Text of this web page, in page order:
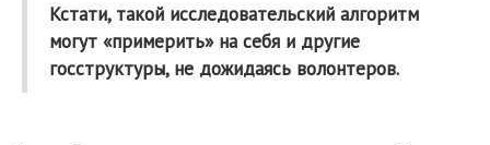
Кстати, такой исследовательский алгоритм
могут «примерить» на себя и другие
госструктуры, не дожидаясь волонтеров.